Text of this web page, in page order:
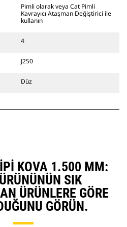
uygun genişlikte ataşman
de mevcuttur.
uyumlu ataşmanlar, sabit
kullanır. CW Özel
tarzı kilitleme sistemi
paletli ve tekerlekli
Pimli olarak veya Cat Pimli
Kavrayıcı Ataşman Değiştirici ile
kullanın
4
J250
Düz
KOVA 1.500 MM:
SIK
ÜRÜNLERE GÖRE
GÖRÜN.